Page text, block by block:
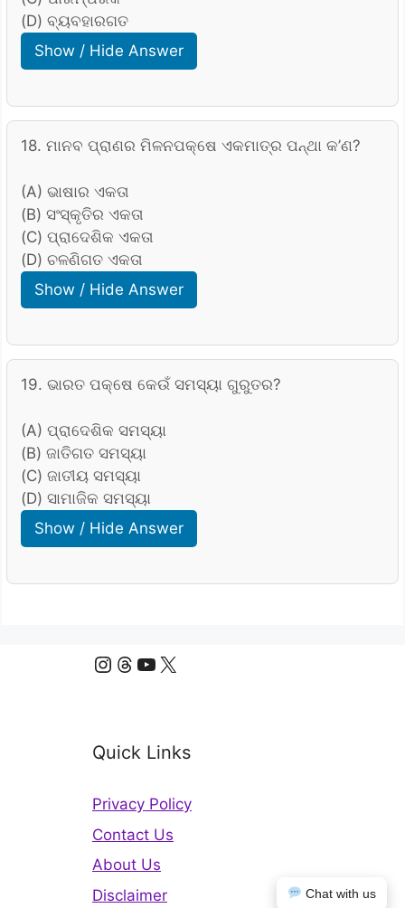
(D) ବ୍ୟବହାରଗତ
Show / Hide Answer
18. ମାନବ ପ୍ରାଣର ମିଳନପକ୍ଷେ ଏକମାତ୍ର ପନ୍ଥା କ’ଣ?
(A) ଭାଷାର ଏକତା
(B) ସଂସ୍କୃତିର ଏକତା
(C) ପ୍ରାଦେଶିକ ଏକତା
(D) ଚଳଣିଗତ ଏକତା
Show / Hide Answer
19. ଭାରତ ପକ୍ଷେ କେଉଁ ସମସ୍ୟା ଗୁରୁତର?
(A) ପ୍ରାଦେଶିକ ସମସ୍ୟା
(B) ଜାତିଗତ ସମସ୍ୟା
(C) ଜାତୀୟ ସମସ୍ୟା
(D) ସାମାଜିକ ସମସ୍ୟା
Show / Hide Answer
Instagram
Threads
YouTube
X
Chat with us
Quick Links
Privacy Policy
Contact Us
About Us
Disclaimer